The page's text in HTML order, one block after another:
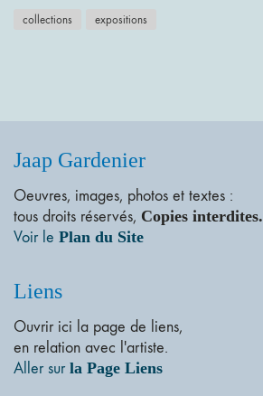
collections expositions
Jaap Gardenier
Oeuvres, images, photos et textes :
tous droits réservés, Copies interdites.
Voir le Plan du Site
Liens
Ouvrir ici la page de liens,
en relation avec l'artiste.
Aller sur la Page Liens